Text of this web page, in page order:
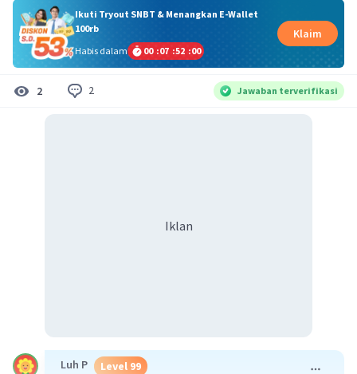
Ikuti Tryout SNBT & Menangkan E-Wallet
100rb
Habis dalam
00 :07 :51 :59
Klaim
2 2 Jawaban terverifikasi
Iklan
Luh P Level 99